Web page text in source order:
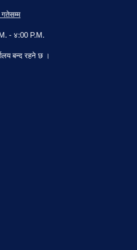
गतेसम्म
- ४:00 P.M.
बन्द रहने छ ।